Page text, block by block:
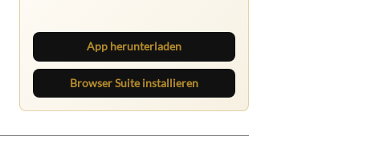
App herunterladen
Browser Suite installieren